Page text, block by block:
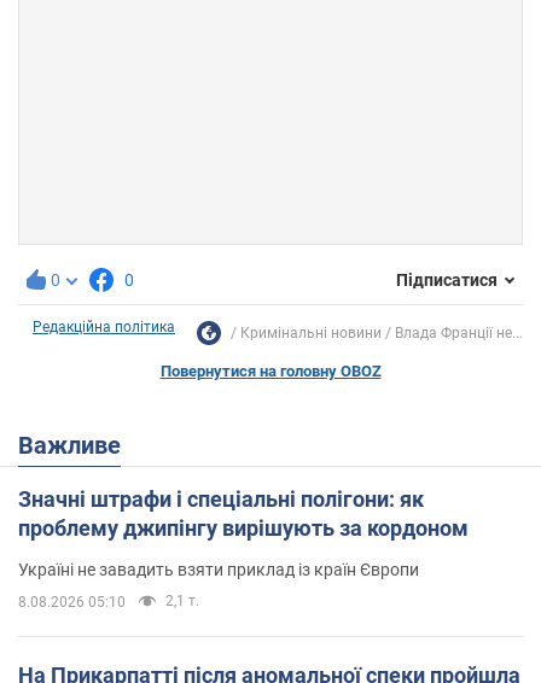
0 0 Підписатися
Редакційна політика Кримінальні новини Влада Франції не...
Повернутися на головну OBOZ
Важливе
Значні штрафи і спеціальні полігони: як
проблему джипінгу вирішують за кордоном
Україні не завадить взяти приклад із країн Європи
8.08.2026 05:10 2,1 т.
На Прикарпатті після аномальної спеки пройшла